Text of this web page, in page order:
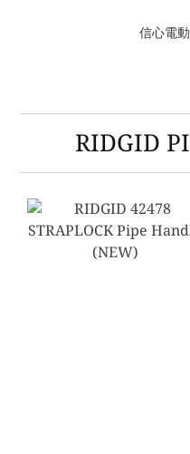
信心電
RIDGID